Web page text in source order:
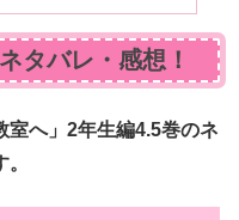
タバレ・感想！
室へ」2年生編4.5巻のネ